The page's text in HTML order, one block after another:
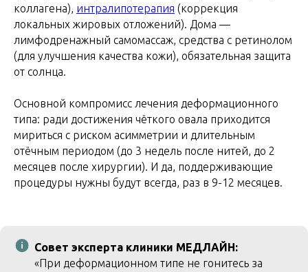
коллагена), интралипотерапия (коррекция
локальных жировых отложений). Дома —
лимфодренажный самомассаж, средства с ретинолом
(для улучшения качества кожи), обязательная защита
от солнца.
Основной компромисс лечения деформационного
типа: ради достижения чёткого овала приходится
мириться с риском асимметрии и длительным
отёчным периодом (до 3 недель после нитей, до 2
месяцев после хирургии). И да, поддерживающие
процедуры нужны будут всегда, раз в 9-12 месяцев.
Совет эксперта клиники МЕДЛАЙН:
«При деформационном типе не гонитесь за